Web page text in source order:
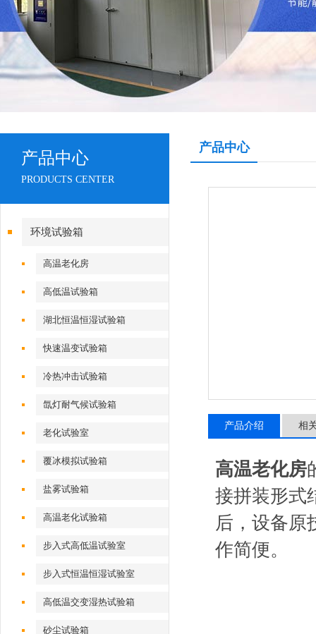
产品中心
PRODUCTS CENTER
环境试验箱
高温老化房
高低温试验箱
湖北恒温恒湿试验箱
快速温变试验箱
冷热冲击试验箱
氙灯耐气候试验箱
老化试验室
覆冰模拟试验箱
盐雾试验箱
高温老化试验箱
步入式高低温试验室
步入式恒温恒湿试验室
高低温交变湿热试验箱
砂尘试验箱
产品中心
产品介绍 相
高温老化房
接拼装形式
后，设备
作简便。